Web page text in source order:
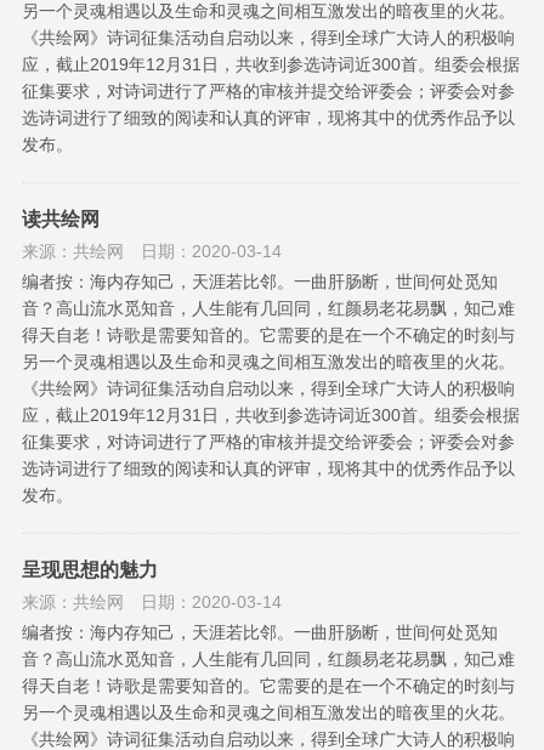
另一个灵魂相遇以及生命和灵魂之间相互激发出的暗夜里的火花。
《共绘网》诗词征集活动自启动以来，得到全球广大诗人的积极响
应，截止2019年12月31日，共收到参选诗词近300首。组委会根据
征集要求，对诗词进行了严格的审核并提交给评委会；评委会对参
选诗词进行了细致的阅读和认真的评审，现将其中的优秀作品予以
发布。
读共绘网
来源：共绘网
日期：2020-03-14
编者按：海内存知己，天涯若比邻。一曲肝肠断，世间何处觅知
音？高山流水觅知音，人生能有几回同，红颜易老花易飘，知己难
得天自老！诗歌是需要知音的。它需要的是在一个不确定的时刻与
另一个灵魂相遇以及生命和灵魂之间相互激发出的暗夜里的火花。
《共绘网》诗词征集活动自启动以来，得到全球广大诗人的积极响
应，截止2019年12月31日，共收到参选诗词近300首。组委会根据
征集要求，对诗词进行了严格的审核并提交给评委会；评委会对参
选诗词进行了细致的阅读和认真的评审，现将其中的优秀作品予以
发布。
呈现思想的魅力
来源：共绘网
日期：2020-03-14
编者按：海内存知己，天涯若比邻。一曲肝肠断，世间何处觅知
音？高山流水觅知音，人生能有几回同，红颜易老花易飘，知己难
得天自老！诗歌是需要知音的。它需要的是在一个不确定的时刻与
另一个灵魂相遇以及生命和灵魂之间相互激发出的暗夜里的火花。
《共绘网》诗词征集活动自启动以来，得到全球广大诗人的积极响